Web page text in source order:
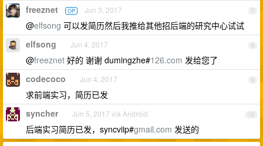
7
freeznet OP Jun 3, 2017
@elfsong 可以发简历然后我推给其他招后端的研究中心试试
8
elfsong Jun 4, 2017
@freeznet 好的 谢谢 dumingzhe#126.com 发给您了
9
codecoco Jun 4, 2017
求前端实习，简历已发
10
syncher Jun 5, 2017 via Android
后端实习简历已发，syncviip#gmail.com 发送的